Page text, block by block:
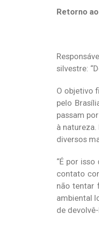
Retorno
silvestre:
O objetivo
pelo
passam
à
diversos
“É por
contato
não tentar
ambiental
de